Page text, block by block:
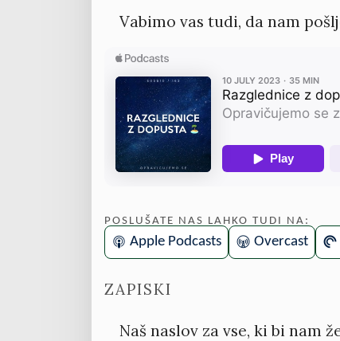
Vabimo vas tudi, da nam
POSLUŠATE NAS LAHKO TUDI NA:
Apple Podcasts Overcast
ZAPISKI
Naš naslov za vse, ki bi nam